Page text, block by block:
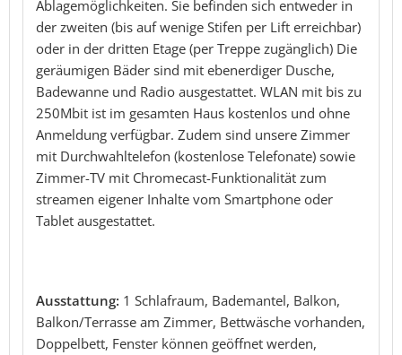
Ablagemöglichkeiten. Sie befinden sich entweder in
der zweiten (bis auf wenige Stifen per Lift erreichbar)
oder in der dritten Etage (per Treppe zugänglich) Die
geräumigen Bäder sind mit ebenerdiger Dusche,
Badewanne und Radio ausgestattet. WLAN mit bis zu
250Mbit ist im gesamten Haus kostenlos und ohne
Anmeldung verfügbar. Zudem sind unsere Zimmer
mit Durchwahltelefon (kostenlose Telefonate) sowie
Zimmer-TV mit Chromecast-Funktionalität zum
streamen eigener Inhalte vom Smartphone oder
Tablet ausgestattet.
Ausstattung: 1 Schlafraum, Bademantel, Balkon,
Balkon/Terrasse am Zimmer, Bettwäsche vorhanden,
Doppelbett, Fenster können geöffnet werden,